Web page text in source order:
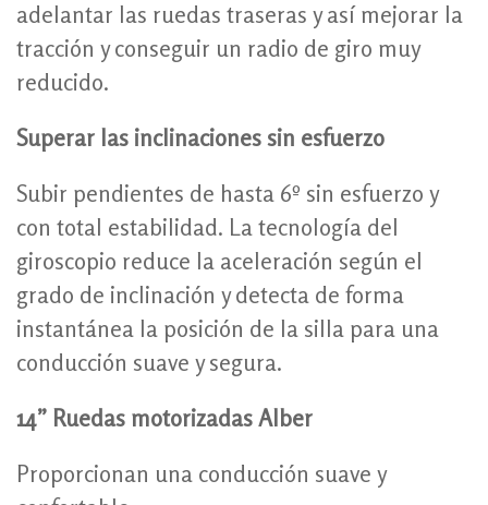
adelantar las ruedas traseras y así mejorar la
tracción y conseguir un radio de giro muy
reducido.
Superar las inclinaciones sin esfuerzo
Subir pendientes de hasta 6º sin esfuerzo y
con total estabilidad. La tecnología del
giroscopio reduce la aceleración según el
grado de inclinación y detecta de forma
instantánea la posición de la silla para una
conducción suave y segura.
14” Ruedas motorizadas Alber
Proporcionan una conducción suave y